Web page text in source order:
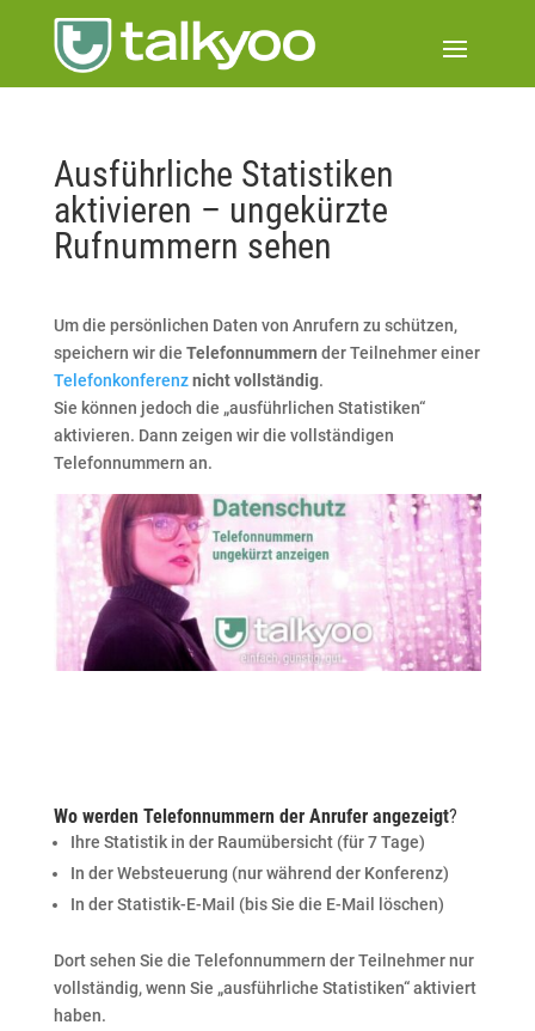
Ausführliche Statistiken
aktivieren – ungekürzte
Rufnummern sehen
Um die persönlichen Daten von Anrufern zu schützen,
speichern wir die Telefonnummern der Teilnehmer einer
Telefonkonferenz nicht vollständig.
Sie können jedoch die „ausführlichen Statistiken“
aktivieren. Dann zeigen wir die vollständigen
Telefonnummern an.
Wo werden Telefonnummern der Anrufer angezeigt?
Ihre Statistik in der Raumübersicht (für 7 Tage)
In der Websteuerung (nur während der Konferenz)
In der Statistik-E-Mail (bis Sie die E-Mail löschen)
Dort sehen Sie die Telefonnummern der Teilnehmer nur
vollständig, wenn Sie „ausführliche Statistiken“ aktiviert
haben.